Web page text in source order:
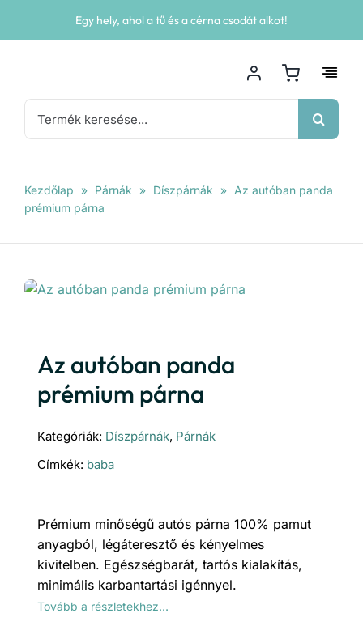
Egy hely, ahol a tű és a cérna csodát alkot!
Keresés...
Kezdőlap » Párnák » Díszpárnák » Az autóban panda
prémium párna
Az autóban panda
prémium párna
Kategóriák: Díszpárnák, Párnák
Címkék: baba
Prémium minőségű autós párna 100% pamut
anyagból, légáteresztő és kényelmes
kivitelben. Egészségbarát, tartós kialakítás,
minimális karbantartási igénnyel.
Tovább a részletekhez…